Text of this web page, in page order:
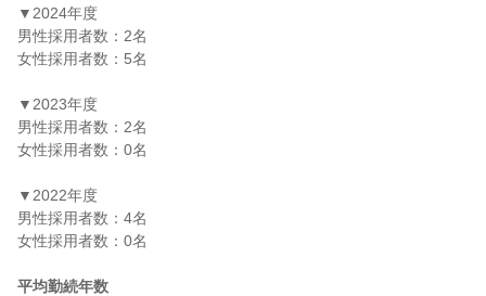
▼2024年度
男性採用者数：2名
女性採用者数：5名
▼2023年度
男性採用者数：2名
女性採用者数：0名
▼2022年度
男性採用者数：4名
女性採用者数：0名
平均勤続年数